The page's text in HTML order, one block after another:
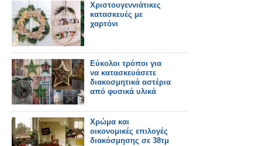
Χριστουγεννιάτικες
κατασκευές με
χαρτόνι
Εύκολοι τρόποι για
να κατασκευάσετε
διακοσμητικά αστέρια
από φυσικά υλικά
Χρώμα και
οικονομικές επιλογές
διακόσμησης σε 38τμ